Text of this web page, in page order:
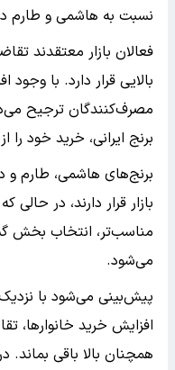
نسبت به هاشمی و طارم
فعالان بازار معتقدند
بالایی قرار دارد. با
مصرف‌کنندگان ترجیح
برنج ایرانی، خرید خود را
برنج‌های هاشمی، طارم
بازار قرار دارند، در
مناسب‌تر، انتخاب بخش
می‌شود.
پیش‌بینی می‌شود با
افزایش خرید خانوارها،
همچنان بالا باقی